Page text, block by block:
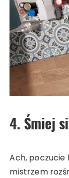
4. Śmiej
Ach, poczucie
mistrzem